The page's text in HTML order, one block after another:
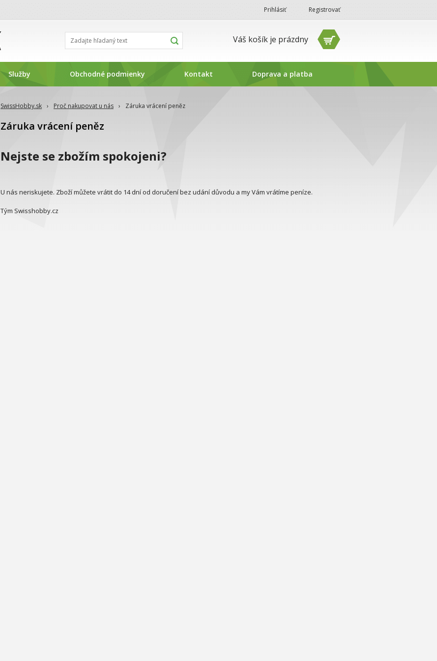
SwissHobby.sk › Proč nakupovat u nás › Záruka vrácení peněz
Záruka vrácení peněz
Nejste se zbožím spokojeni?
U nás neriskujete. Zboží můžete vrátit do 14 dní od doručení bez udání důvodu a my Vám vrátíme peníze.
Tým Swisshobby.cz
Váš košík je prázdny
Služby Obchodné podmienky Kontakt Doprava a platba
Registrovať
Prihlásiť